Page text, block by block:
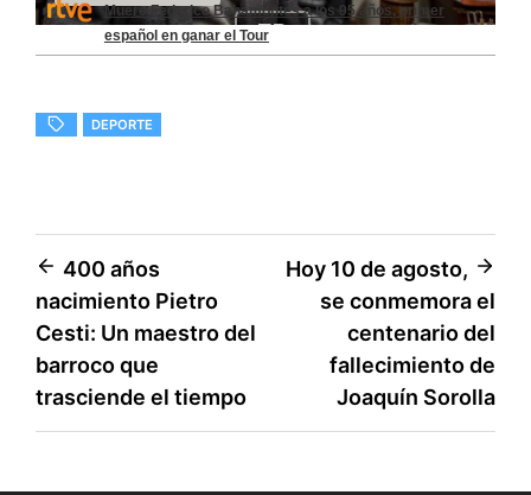
Muere Federico Bahamontes a los 95 años, primer
español en ganar el Tour
DEPORTE
Navegación
de
entradas
400 años
nacimiento Pietro
Cesti: Un maestro del
barroco que
trasciende el tiempo
Hoy 10 de agosto,
se conmemora el
centenario del
fallecimiento de
Joaquín Sorolla